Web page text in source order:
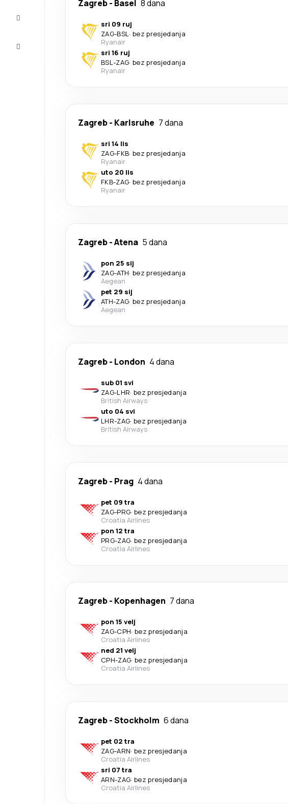
Zagreb- Basel 8 dana
sri 09 ruj
ZAG-BSL· bez presjedanja
Ryanair
sri 16 ruj
BSL-ZAG· bez presjedanja
Ryanair
Zagreb- Karlsruhe 7 dana
sri 14 lis
ZAG-FKB· bez presjedanja
Ryanair
uto 20 lis
FKB-ZAG· bez presjedanja
Ryanair
Zagreb-Atena 5 dana
pon 25 sij
ZAG-ATH· bez presjedanja
Aegean
pet 29 sij
ATH-ZAG· bez presjedanja
Aegean
Zagreb- London 4 dana
sub 01 svi
ZAG-LHR· bez presjedanja
British Airways
uto 04 svi
LHR-ZAG· bez presjedanja
British Airways
Zagreb- Prag 4 dana
pet 09 tra
ZAG-PRG· bez presjedanja
Croatia Airlines
pon 12 tra
PRG-ZAG· bez presjedanja
Croatia Airlines
Zagreb- Kopenhagen 7 dana
pon 15 velj
ZAG-CPH· bez presjedanja
Croatia Airlines
ned 21 velj
CPH-ZAG· bez presjedanja
Croatia Airlines
Zagreb-Stockholm 6 dana
pet 02 tra
ZAG-ARN· bez presjedanja
Croatia Airlines
sri 07 tra
ARN-ZAG· bez presjedanja
Croatia Airlines